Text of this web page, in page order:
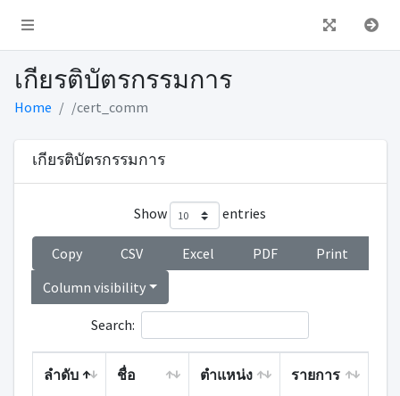
เกียรติบัตรกรรมการ
Home /cert_comm
เกียรติบัตรกรรมการ
Show entries
Copy CSV Excel PDF
Print
Column visibility
Search:
ลำดับ ชื่อ ตำแหน่ง รายการ